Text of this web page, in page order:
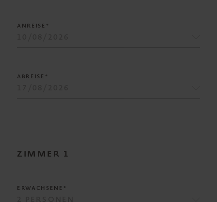
ANREISE*
ABREISE*
ZIMMER 1
ERWACHSENE*